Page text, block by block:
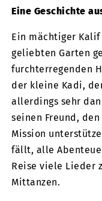
Eine Geschichte
Ein mächtiger
geliebten Garten
furchterregenden
der kleine Kadi,
allerdings sehr
seinen Freund,
Mission
fällt, alle
Reise viele Lieder
Mittanzen.